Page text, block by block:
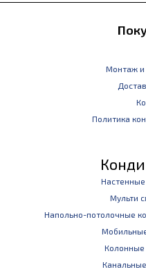
Монтаж и
Политика
Мульти
Напольно-потолочные
Колонные